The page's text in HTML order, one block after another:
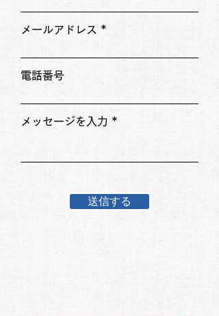
メールアドレス
電話番号
メッセージを入力
送信する